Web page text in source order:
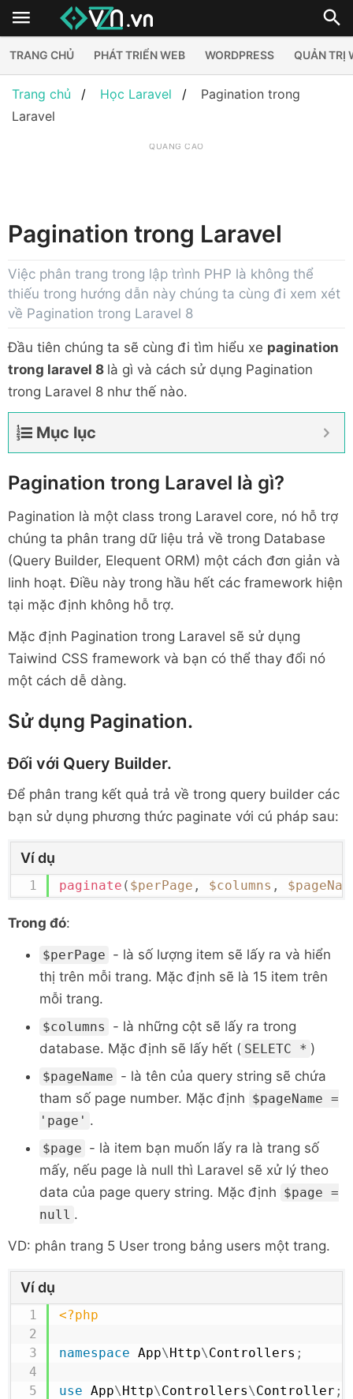
TRANG CHỦ PHÁT TRIỂN WEB WORDPRESS QUẢN TRỊ
Trang chủ Học Laravel
Pagination trong
Laravel
QUẢNG CÁO
Pagination trong Laravel
Việc phân trang trong lập trình PHP là không thể
thiếu trong hướng dẫn này chúng ta cùng đi xem xét
về Pagination trong Laravel 8
Đầu tiên chúng ta sẽ cùng đi tìm hiểu xe pagination
trong laravel 8 là gì và cách sử dụng Pagination
trong Laravel 8 như thế nào.
Mục lục
Pagination trong Laravel là gì?
Pagination là một class trong Laravel core, nó hỗ trợ
chúng ta phân trang dữ liệu trả về trong Database
(Query Builder, Elequent ORM) một cách đơn giản và
linh hoạt. Điều này trong hầu hết các framework hiện
tại mặc định không hỗ trợ.
Mặc định Pagination trong Laravel sẽ sử dụng
Taiwind CSS framework và bạn có thể thay đổi nó
một cách dễ dàng.
Sử dụng Pagination.
Đối với Query Builder.
Để phân trang kết quả trả về trong query builder các
bạn sử dụng phương thức paginate với cú pháp sau:
Ví dụ
paginate ( $perPage , $columns ,
Trong đó:
$perPage - là số lượng item sẽ lấy ra và hiển
thị trên mỗi trang. Mặc định sẽ là 15 item trên
mỗi trang.
$columns
- là những cột sẽ lấy ra trong
database. Mặc định sẽ lấy hết ( SELETC * )
$pageName - là tên của query string sẽ chứa
tham số page number. Mặc định $pageName =
'page' .
$page - là item bạn muốn lấy ra là trang số
mấy, nếu page là null thì Laravel sẽ xử lý theo
data của page query string. Mặc định $page =
null .
VD: phân trang 5 User trong bảng users một trang.
Ví dụ
<?php
namespace App\Http\Controllers ;
use App\Http\Controllers\Controller ;